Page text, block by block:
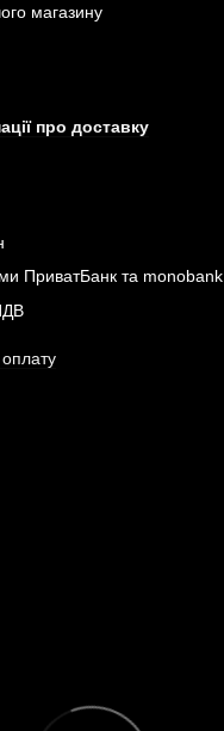
магазину
про доставку
ПриватБанк та monobank